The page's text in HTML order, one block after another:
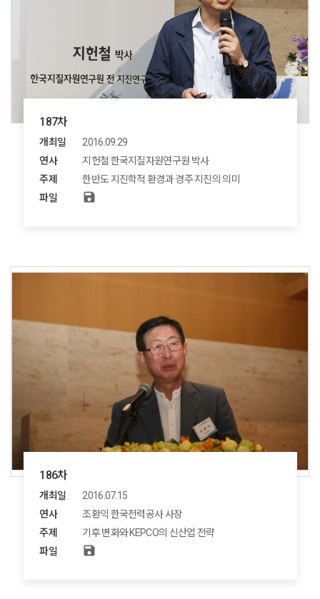
187차
개최일
2016.09.29
연사
지헌철 한국지질자원연구원 박사
주제
한반도 지진학적 환경과 경주 지진의 의미
파일
save
186차
개최일
2016.07.15
연사
조환익 한국전력공사 사장
주제
기후 변화와 KEPCO의 신산업 전략
파일
save